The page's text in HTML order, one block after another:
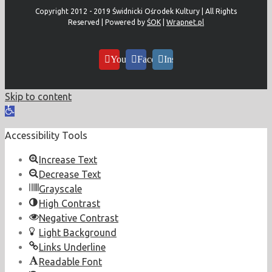
Copyright 2012 - 2019 Świdnicki Ośrodek Kultury | All Rights
Reserved | Powered by ŚOK Wrapnet.pl
YouTubeFacebookInstagram
Skip to content
Open
Accessibility Tools
Increase Text
Decrease Text
Grayscale
High Contrast
Negative Contrast
Light Background
Links Underline
Readable Font